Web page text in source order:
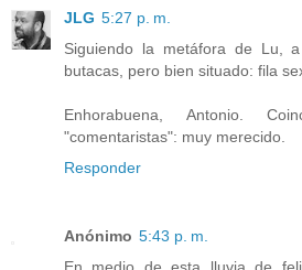
JLG 5:27 p. m.
Siguiendo la metáfora de Lu,
butacas, pero bien situado: fila
Enhorabuena, Antonio.
"comentaristas": muy merecido.
Responder
Anónimo 5:43 p. m.
En medio de esta lluvia de